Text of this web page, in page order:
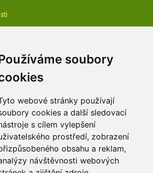
soubory
webové stránky používají
cookies a další sledovací
s cílem vylepšení
prostředí, zobrazení
obsahu a reklam,
návštěvnosti webových
Youtube kanál arboreta